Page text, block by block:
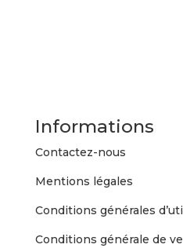
Informations
Contactez-nous
Mentions légales
Conditions générales
Conditions générale de